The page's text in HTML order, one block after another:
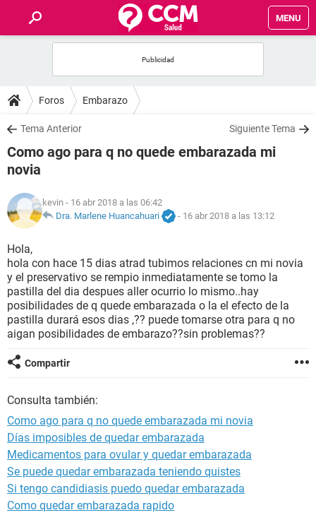
MENU
FOROS
SALUD
FAMILIA
NUTRICIÓN
SEXUALIDAD
GLOSARIO
Foros Embarazo
Tema Anterior Siguiente Tema
Como ago para q no quede embarazada mi
novia
kevin - 16 abr 2018 a las 06:42
Dra. Marlene Huancahuari
- 16 abr 2018 a las 13:12
Hola,
hola con hace 15 dias atrad tubimos relaciones cn mi novia
y el preservativo se rempio inmediatamente se tomo la
pastilla del dia despues aller ocurrio lo mismo..hay
posibilidades de q quede embarazada o la el efecto de la
pastilla durará esos dias ,?? puede tomarse otra para q no
aigan posibilidades de embarazo??sin problemas??
Compartir
Consulta también:
Como ago para q no quede embarazada mi novia
Días imposibles de quedar embarazada
Medicamentos para ovular y quedar embarazada
Se puede quedar embarazada teniendo quistes
Si tengo candidiasis puedo quedar embarazada
Como quedar embarazada rapido